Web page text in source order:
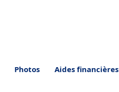
Photos Aides financières